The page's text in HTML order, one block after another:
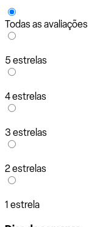
Todas as avaliações
5 estrelas
4 estrelas
3 estrelas
2 estrelas
1 estrela